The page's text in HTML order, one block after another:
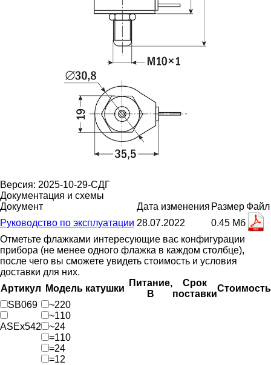
Версия: 2025-10-29-СДГ
Документация и схемы
Документ
Дата изменения Размер Файл
Руководство по эксплуатации 28.07.2022
0.45 Мб
Отметьте флажками интересующие вас конфигурации
прибора (не менее одного флажка в каждом столбце),
после чего вы сможете увидеть стоимость и условия
доставки для них.
Артикул
Модель катушки
Питание,
В
Срок
поставки
Стоимость
SB069
ASEx542
~220
~110
~24
=110
=24
=12